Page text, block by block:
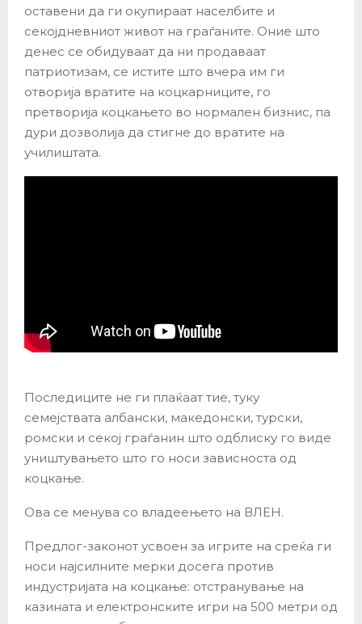
оставени да ги окупираат населбите и
секојдневниот живот на граѓаните. Оние што
денес се обидуваат да ни продаваат
патриотизам, се истите што вчера им ги
отворија вратите на коцкарниците, го
претворија коцкањето во нормален бизнис, па
дури дозволија да стигне до вратите на
училиштата.
Последиците не ги плаќаат тие, туку
семејствата албански, македонски, турски,
ромски и секој граѓанин што одблиску го виде
уништувањето што го носи зависноста од
коцкање.
Ова се менува со владеењето на ВЛЕН.
Предлог-законот усвоен за игрите на среќа ги
носи најсилните мерки досега против
индустријата на коцкање: отстранување на
казината и електронските игри на 500 метри од